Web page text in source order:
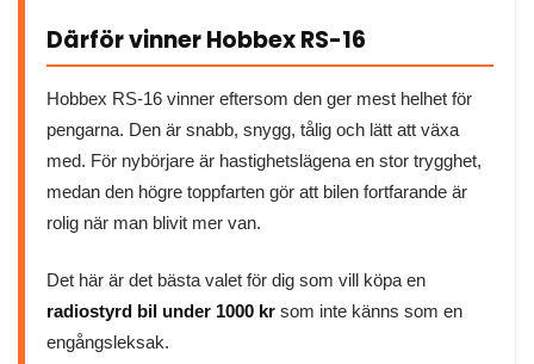
Därför vinner Hobbex RS-16
Hobbex RS-16 vinner eftersom den ger mest helhet för
pengarna. Den är snabb, snygg, tålig och lätt att växa
med. För nybörjare är hastighetslägena en stor trygghet,
medan den högre toppfarten gör att bilen fortfarande är
rolig när man blivit mer van.
Det här är det bästa valet för dig som vill köpa en
radiostyrd bil under 1000 kr som inte känns som en
engångsleksak.